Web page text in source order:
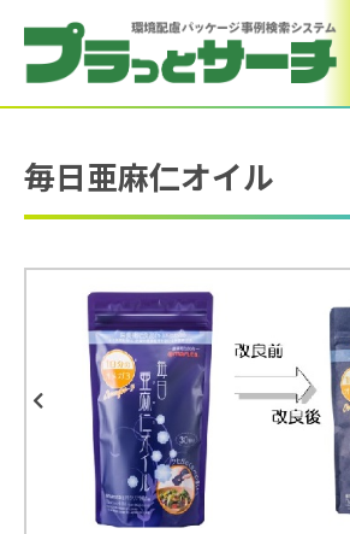
毎日亜麻仁オイル
Previous